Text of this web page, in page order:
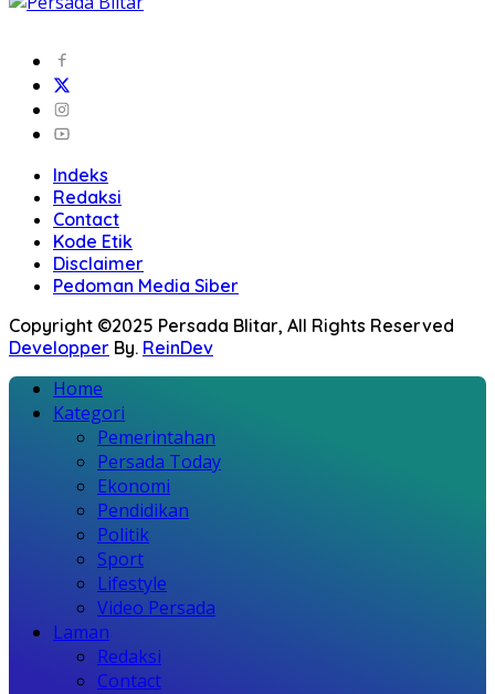
Indeks
Redaksi
Contact
Kode Etik
Disclaimer
Pedoman Media Siber
Copyright ©2025 Persada Blitar, All Rights Reserved
Developper By. ReinDev
Home
Kategori
Pemerintahan
Persada Today
Ekonomi
Pendidikan
Politik
Sport
Lifestyle
Video Persada
Laman
Redaksi
Contact